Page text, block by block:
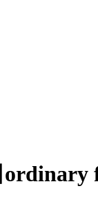
ordinary